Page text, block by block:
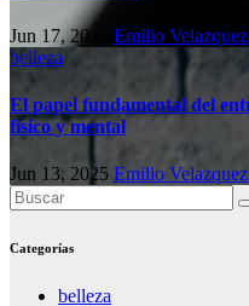
Jun 17, 2025 Emilio Velazquez
belleza
El papel fundamental del
físico y mental
Jun 13, 2025 Emilio Velazquez
Categorías
belleza